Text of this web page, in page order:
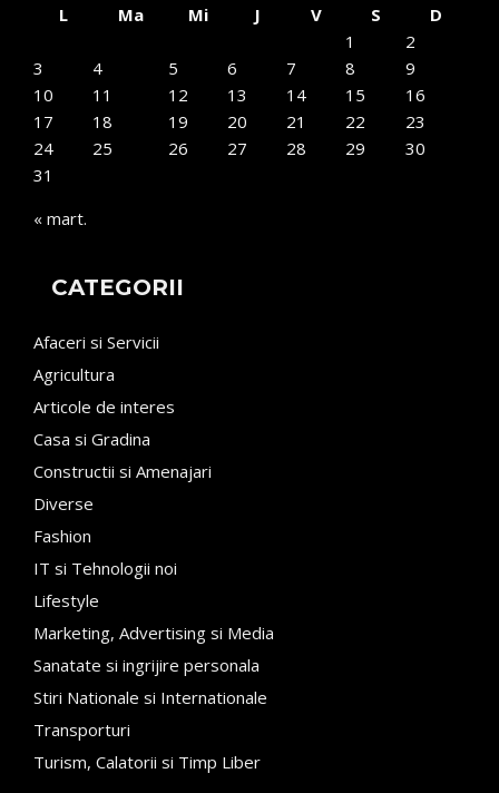
L
Ma Mi J V S
D
1
2
3
4 5 6 7 8
9
10
11 12 13 14 15
16
17
18 19 20 21 22
23
24
25 26 27 28 29
30
31
« mart.
CATEGORII
Afaceri si Servicii
Agricultura
Articole de interes
Casa si Gradina
Constructii si Amenajari
Diverse
Fashion
IT si Tehnologii noi
Lifestyle
Marketing, Advertising si Media
Sanatate si ingrijire personala
Stiri Nationale si Internationale
Transporturi
Turism, Calatorii si Timp Liber